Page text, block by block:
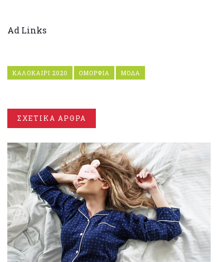
Ad Links
ΚΑΛΟΚΑΙΡΙ 2020 ΟΜΟΡΦΙΑ ΜΟΔΑ
ΣΧΕΤΙΚΑ ΑΡΘΡΑ